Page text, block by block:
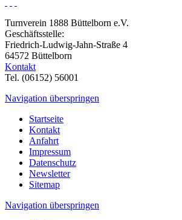
Turnverein 1888 Büttelborn e.V.
Geschäftsstelle:
Friedrich-Ludwig-Jahn-Straße 4
64572 Büttelborn
Kontakt
Tel. (06152) 56001
Navigation überspringen
Startseite
Kontakt
Anfahrt
Impressum
Datenschutz
Newsletter
Sitemap
Navigation überspringen